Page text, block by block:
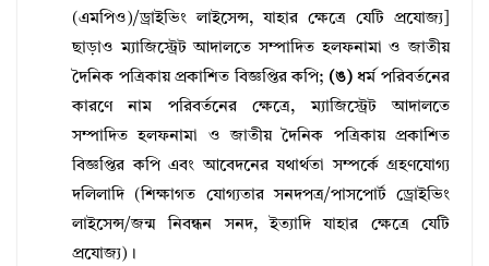
(এমপিও)/ড্রাইভিং লাইসেন্স, যাহার ক্ষেত্রে যেটি প্রযােজ্য]
ছাড়াও ম্যাজিস্ট্রেট আদালতে সম্পাদিত হলফনামা ও জাতীয়
দৈনিক পত্রিকায় প্রকাশিত বিজ্ঞপ্তির কপি; (ঙ)ধর্ম পরিবর্তনের
কারণে নাম পরিবর্তনের ক্ষেত্রে, ম্যাজিস্ট্রেট আদালতে
সম্পাদিত হলফনামা ও জাতীয় দৈনিক পত্রিকায় প্রকাশিত
বিজ্ঞপ্তির কপি এবং আবেদনের যথার্থতা সম্পর্কে গ্রহণযােগ্য
দলিলাদি (শিক্ষাগত যােগ্যতার সনদপত্র/পাসপাের্ট ড্রোইভিং
লাইসেন্স/জন্ম নিবন্ধন সনদ, ইত্যাদি যাহার ক্ষেত্রে যেটি
প্রযােজ্য)।